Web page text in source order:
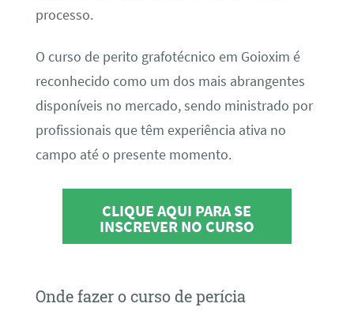
processo.
O curso de perito grafotécnico em Goioxim é
reconhecido como um dos mais abrangentes
disponíveis no mercado, sendo ministrado por
profissionais que têm experiência ativa no
campo até o presente momento.
CLIQUE AQUI PARA SE
INSCREVER NO CURSO
Onde fazer o curso de perícia